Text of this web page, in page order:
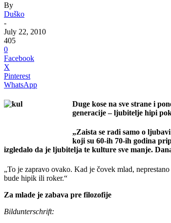
By
Duško
-
July 22, 2010
405
0
Facebook
X
Pinterest
WhatsApp
Duge kose na sve strane i
generacije – ljubitelje hipi
„Zaista se radi samo o
koji su 60-ih 70-ih godina
izgledalo da je ljubitelja te kulture sve manje.
„To je zapravo ovako. Kad je čovek mlad,
bude hipik ili roker.“
Za mlade je zabava pre filozofije
Bildunterschrift: